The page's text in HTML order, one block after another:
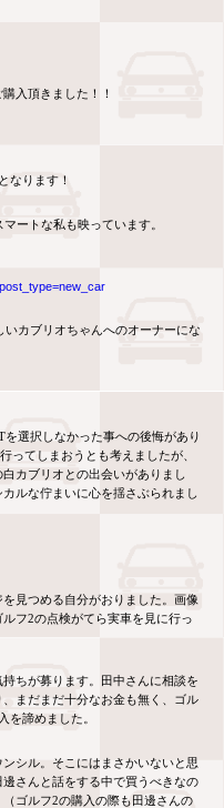
入頂きました！！
なります！
ートな私も映っています。
いカブリオちゃんへのオーナーにな
を選択しなかった事への後悔があり
ってしまおうとも考えましたが、
カブリオとの出会いがありまし
ルな佇まいに心を揺さぶられまし
見つめる自分がおりました。画像
ルフ2の点検がてら実車を見に行っ
ちが募ります。田中さんに相談を
まだまだ十分なお金も無く、ゴル
を諦めました。
シル。そこにはまさかいないと思
さんと話をする中で買うべきなの
ゴルフ2の購入の際も田邊さんの